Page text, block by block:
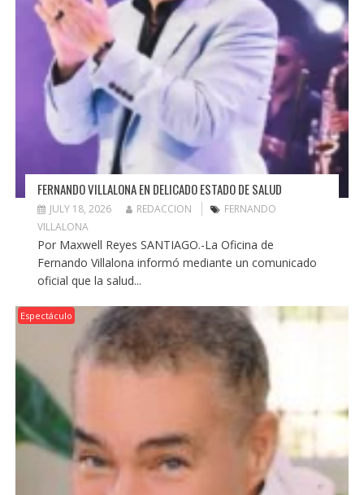
FERNANDO VILLALONA EN DELICADO ESTADO DE SALUD
JULY 18, 2026 REDACCION
FERNANDO
VILLALONA
Por Maxwell Reyes SANTIAGO.-La Oficina de
Fernando Villalona informó mediante un comunicado
oficial que la salud...
Espectáculo